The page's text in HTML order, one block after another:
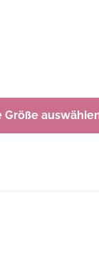
Größe